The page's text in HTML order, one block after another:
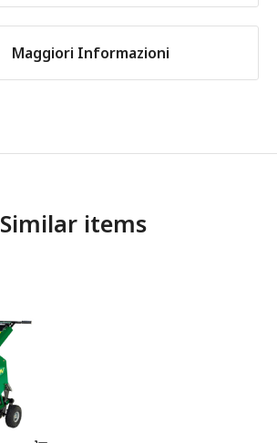
Maggiori Informazioni
Similar items